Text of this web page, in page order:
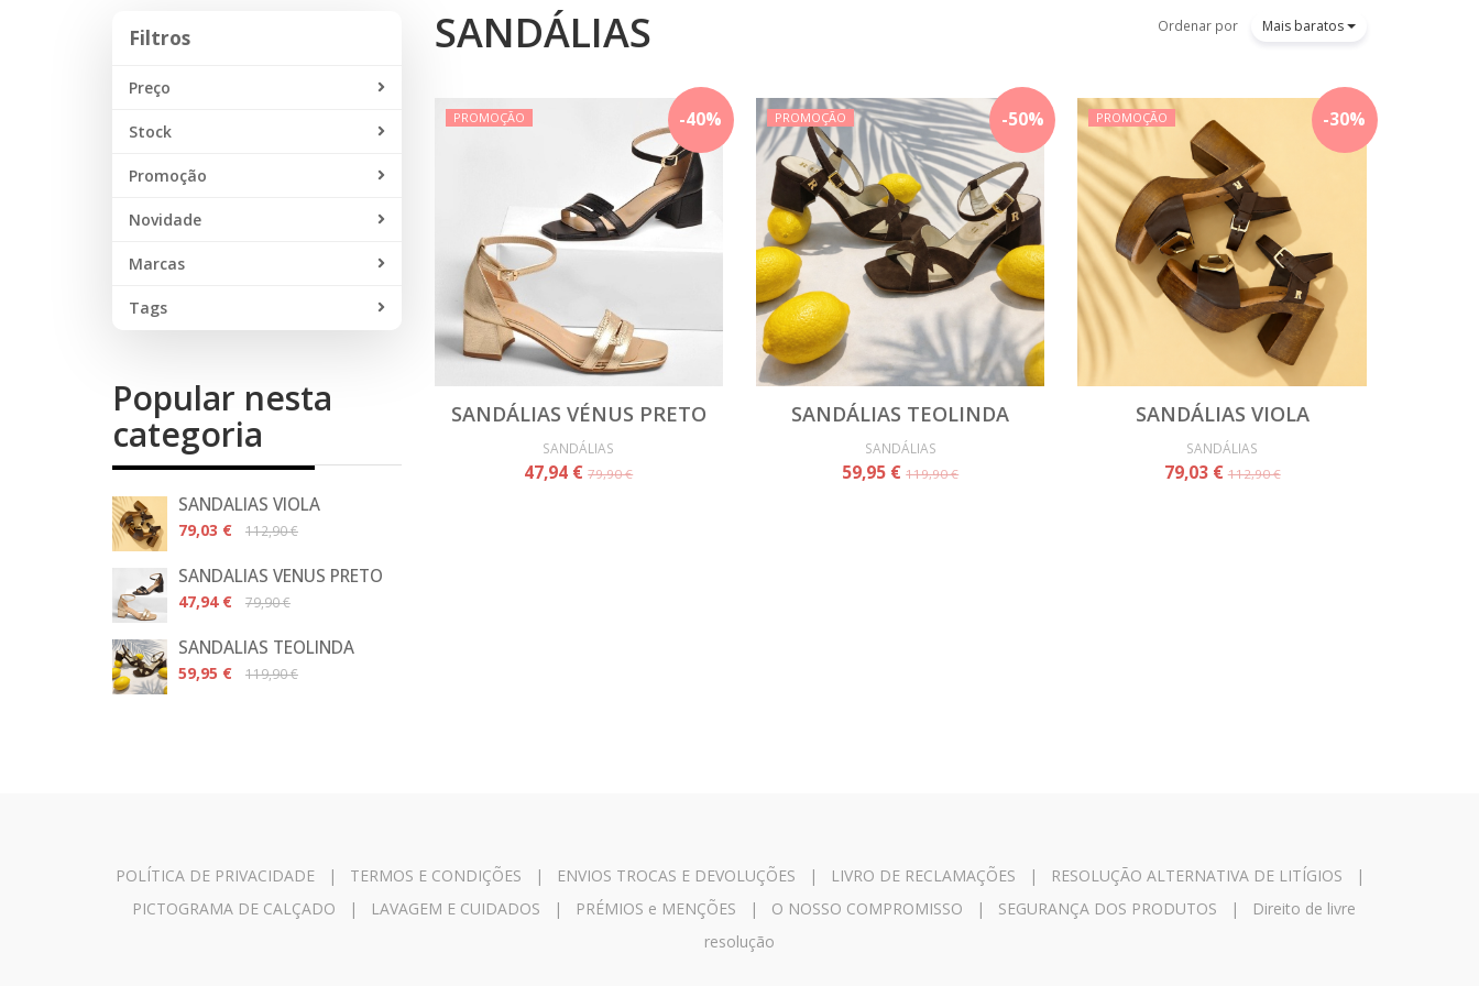
Filtros
Preço
Stock
Promoção
Novidade
Marcas
Tags
Popular nesta
categoria
SANDÁLIAS VIOLA
79,03 € 112,90 €
SANDÁLIAS VÉNUS PRETO
47,94 € 79,90 €
SANDÁLIAS TEOLINDA
59,95 € 119,90 €
SANDÁLIAS Ordenar por Mais baratos
-40%
PROMOÇÃO
SANDÁLIAS VÉNUS PRETO
SANDÁLIAS
47,94 €79,90 €
-50%
PROMOÇÃO
SANDÁLIAS TEOLINDA
SANDÁLIAS
59,95 €119,90 €
-30%
PROMOÇÃO
SANDÁLIAS VIOLA
SANDÁLIAS
79,03 €112,90 €
POLÍTICA DE PRIVACIDADE| TERMOS E CONDIÇÕES | ENVIOS TROCAS E DEVOLUÇÕES | LIVRO DE RECLAMAÇÕES | RESOLUÇÃO ALTERNATIVA DE LITÍGIOS |
PICTOGRAMA DE CALÇADO | LAVAGEM E CUIDADOS | PRÉMIOS e MENÇÕES | O NOSSO COMPROMISSO | SEGURANÇA DOS PRODUTOS |
Direito de livre
resolução